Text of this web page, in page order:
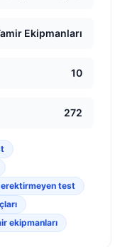
Ekipmanları
10
272
test
ekipmanları